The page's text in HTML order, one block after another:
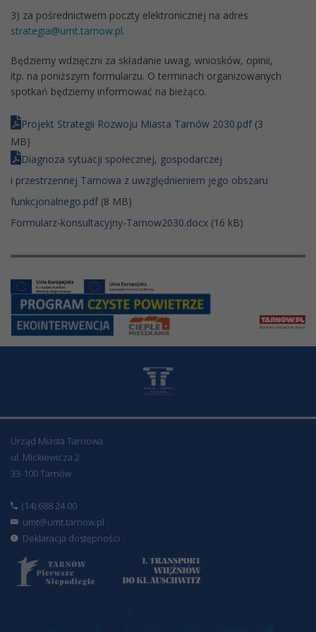
3) za pośrednictwem poczty elektronicznej na adres
strategia@umt.tarnow.pl.
Będziemy wdzięczni za składanie uwag, wniosków, opinii,
itp. na poniższym formularzu. O terminach organizowanych
spotkań będziemy informować na bieżąco.
Projekt Strategii Rozwoju Miasta Tarnów 2030.pdf(3
MB)
Diagnoza sytuacji społecznej, gospodarczej
i przestrzennej Tarnowa z uwzględnieniem jego obszaru
funkcjonalnego.pdf(8 MB)
Formularz-konsultacyjny-Tarnow2030.docx (16 kB)
Urząd Miasta Tarnowa
ul. Mickiewicza 2
33-100 Tarnów
(14) 688 24 00
umt@umt.tarnow.pl
Deklaracja dostępności